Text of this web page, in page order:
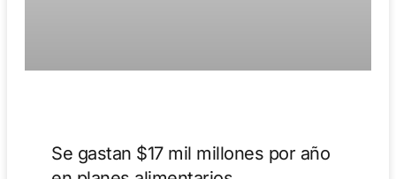
Se gastan $17 mil millones por año